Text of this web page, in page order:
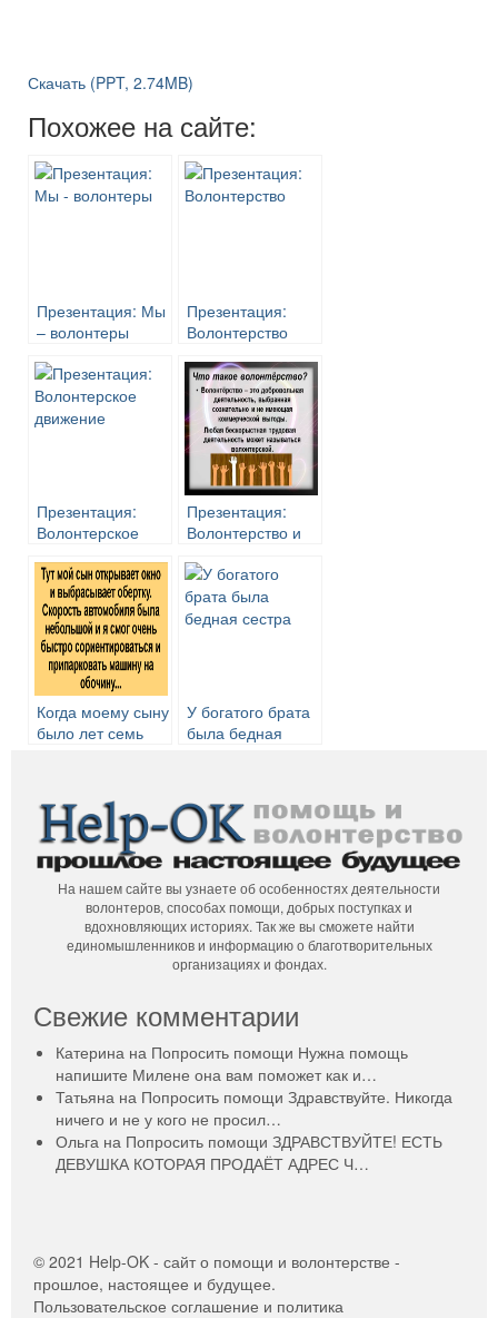
Скачать (PPT, 2.74MB)
Похожее на сайте:
Презентация: Мы
– волонтеры
Презентация:
Волонтерство
Презентация:
Волонтерское
Презентация:
Волонтерство и
Когда моему сыну
было лет семь
У богатого брата
была бедная
На нашем сайте вы узнаете об особенностях деятельности
волонтеров, способах помощи, добрых поступках и
вдохновляющих историях. Так же вы сможете найти
единомышленников и информацию о благотворительных
организациях и фондах.
Свежие комментарии
Катерина на Попросить помощи Нужна помощь
напишите Милене она вам поможет как и…
Татьяна на Попросить помощи Здравствуйте. Никогда
ничего и не у кого не просил…
Ольга на Попросить помощи ЗДРАВСТВУЙТЕ! ЕСТЬ
ДЕВУШКА КОТОРАЯ ПРОДАЁТ АДРЕС Ч…
© 2021 Help-OK - сайт о помощи и волонтерстве -
прошлое, настоящее и будущее.
Пользовательское соглашение и политика